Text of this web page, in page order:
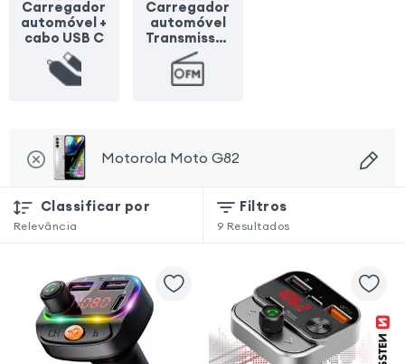
Carregador
automóvel +
cabo USB C
Carregador
automóvel
Transmissor
FM
Motorola Moto G82
Classificar por
Relevância
Filtros
9 Resultados